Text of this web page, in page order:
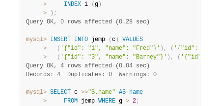
    ->
INDEX i ( g )
    ->
) ;
Query OK, 0 rows affected (0.28 sec)
mysql> INSERT INTO jemp ( c )
VALUES
>
( '{"id": "1", "name": "Fred"}' ) , ( '{"id": "2",
>
( '{"id": "3", "name": "Barney"}' ) , ( '{"id": "4",
Query OK, 4 rows affected (0.04 sec)
Records: 4  Duplicates: 0  Warnings: 0
mysql> SELECT c->>"$.name" AS name
>
FROM jemp WHERE g > 2;